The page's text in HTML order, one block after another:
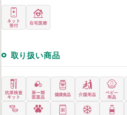
取り扱い商品